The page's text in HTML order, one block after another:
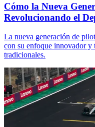
Cómo la Nueva
Revolucionando el
La nueva generación de
con su enfoque innovador y
tradicionales.